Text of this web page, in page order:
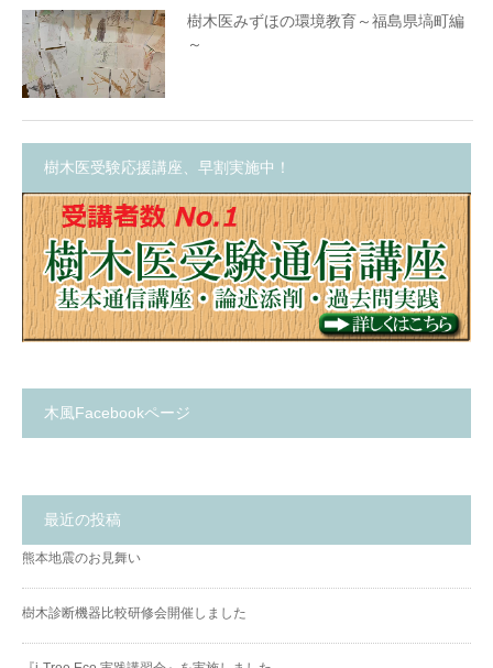
樹木医みずほの環境教育～福島県塙町編
～
樹木医受験応援講座、早割実施中！
木風Facebookページ
最近の投稿
熊本地震のお見舞い
樹木診断機器比較研修会開催しました